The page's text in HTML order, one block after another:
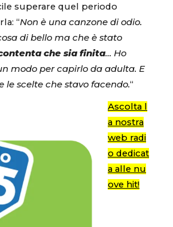
superare quel periodo
“Non è una canzone di odio.
di bello ma che è stato
che sia finita… Ho
modo per capirlo da adulta. E
le scelte che stavo facendo.“
Ascolta l
a nostra
web radi
o dedicat
a alle nu
ove hit!